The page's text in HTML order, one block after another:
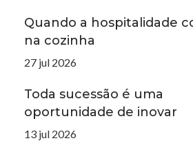
Quando a hospitalidade
na cozinha
27 jul 2026
Toda sucessão é uma
oportunidade de inovar
13 jul 2026